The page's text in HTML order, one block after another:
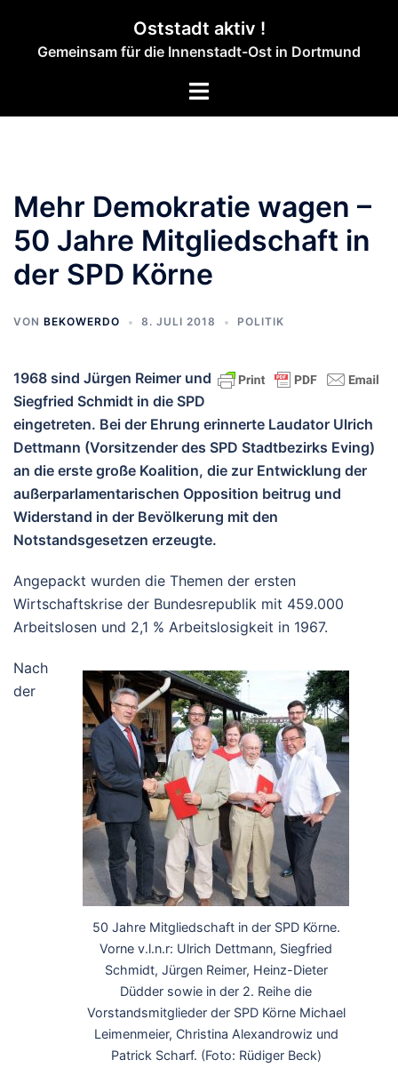
springen
Oststadt aktiv !
Gemeinsam für die Innenstadt-Ost in Dortmund
Menü
Mehr Demokratie wagen –
50 Jahre Mitgliedschaft in
der SPD Körne
VON BEKOWERDO 8. JULI 2018 POLITIK
1968 sind Jürgen Reimer und
Siegfried Schmidt in die SPD
eingetreten. Bei der Ehrung erinnerte Laudator Ulrich
Dettmann (Vorsitzender des SPD Stadtbezirks Eving)
an die erste große Koalition, die zur Entwicklung der
außerparlamentarischen Opposition beitrug und
Widerstand in der Bevölkerung mit den
Notstandsgesetzen erzeugte.
Angepackt wurden die Themen der ersten
Wirtschaftskrise der Bundesrepublik mit 459.000
Arbeitslosen und 2,1 % Arbeitslosigkeit in 1967.
50 Jahre Mitgliedschaft in der SPD Körne.
Vorne v.l.n.r: Ulrich Dettmann, Siegfried
Schmidt, Jürgen Reimer, Heinz-Dieter
Düdder sowie in der 2. Reihe die
Vorstandsmitglieder der SPD Körne Michael
Leimenmeier, Christina Alexandrowiz und
Patrick Scharf. (Foto: Rüdiger Beck)
Nach
der